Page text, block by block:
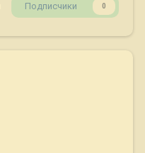
Подписчики 0